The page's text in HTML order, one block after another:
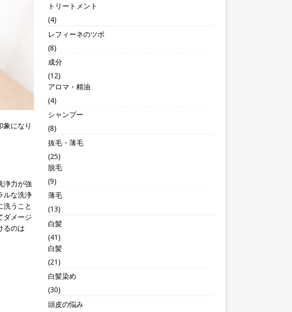
象になり
浄力が強
ルな洗浄
洗うこと
ダメージ
るのは
トリートメント
(4)
レフィーネのツボ
(8)
成分
(12)
アロマ・精油
(4)
シャンプー
(8)
抜毛・薄毛
(25)
脱毛
(9)
薄毛
(13)
白髪
(41)
白髪
(21)
白髪染め
(30)
頭皮の悩み